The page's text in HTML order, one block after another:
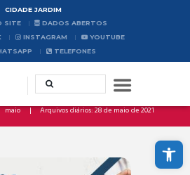
Abrir a barra de ferramentas
CIDADE JARDIM
SITE
DADOS ABERTOS
INSTAGRAM
YOUTUBE
TELEFONES
maio Arquivos diários: 28 de maio de 2021